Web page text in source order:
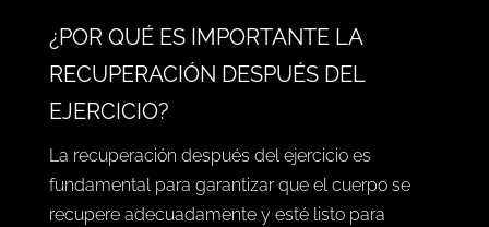
¿POR QUÉ ES IMPORTANTE LA
RECUPERACIÓN DESPUÉS DEL
EJERCICIO?
La recuperación después del ejercicio es
fundamental para garantizar que el cuerpo se
recupere adecuadamente y esté listo para